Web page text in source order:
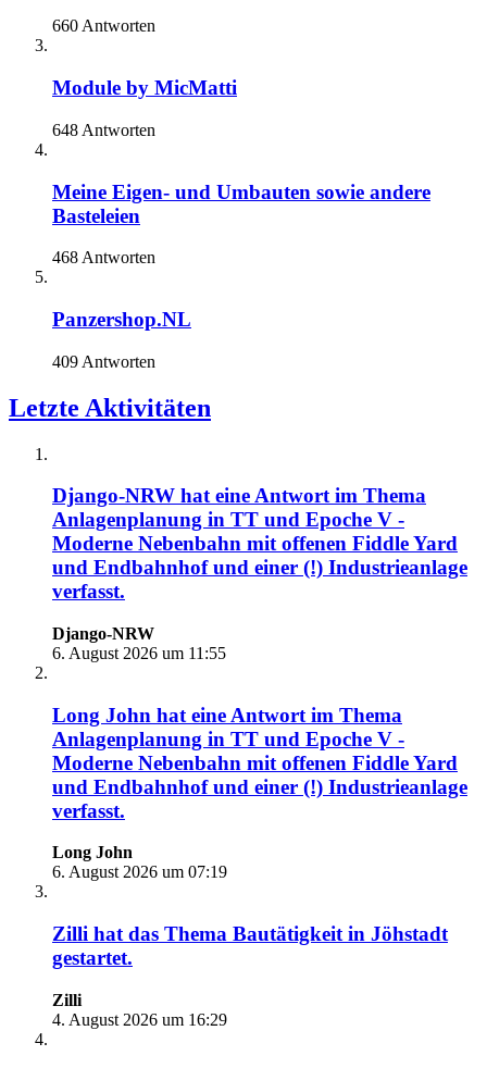
660 Antworten
Module by MicMatti
648 Antworten
Meine Eigen- und Umbauten sowie andere
Basteleien
468 Antworten
Panzershop.NL
409 Antworten
Letzte Aktivitäten
Django-NRW hat eine Antwort im Thema
Anlagenplanung in TT und Epoche V -
Moderne Nebenbahn mit offenen Fiddle Yard
und Endbahnhof und einer (!) Industrieanlage
verfasst.
Django-NRW
6. August 2026 um 11:55
Long John hat eine Antwort im Thema
Anlagenplanung in TT und Epoche V -
Moderne Nebenbahn mit offenen Fiddle Yard
und Endbahnhof und einer (!) Industrieanlage
verfasst.
Long John
6. August 2026 um 07:19
Zilli hat das Thema Bautätigkeit in Jöhstadt
gestartet.
Zilli
4. August 2026 um 16:29